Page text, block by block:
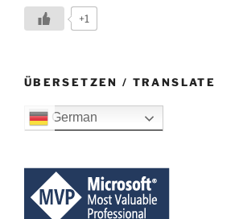
Release:
Poly
2.0.17“
+1
ÜBERSETZEN / TRANSLATE
German